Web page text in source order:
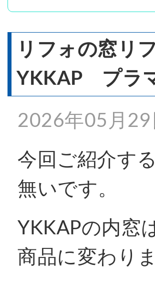
- 窓リフォーム
- 窓シャッター
特殊事例
価格表
リフォの窓
YKKAP プラ
2026年05月29
今回ご紹介す
無いです。
YKKAPの内窓
商品に変わり